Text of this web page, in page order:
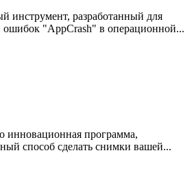
инструмент, разработанный для
ошибок "AppCrash" в операционной...
инновационная программа,
способ сделать снимки вашей...